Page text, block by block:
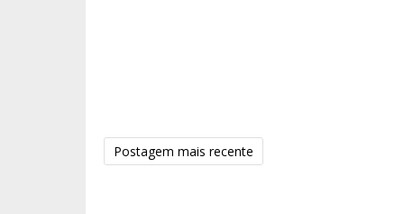
Postagem mais recente